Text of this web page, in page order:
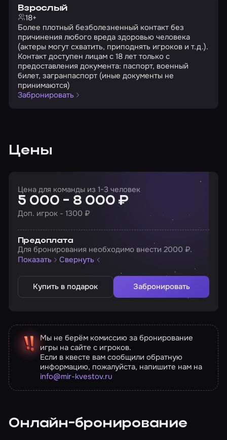
Взрослый
18+
Более плотный безболезненный контакт без
причинения любого вреда здоровью человека
(актеры могут схватить, приподнять игроков и т.д.).
Контакт доступен лицам с 18 лет только с
предоставления документа: паспорт, военный
билет, загранпаспорт (иные документы не
принимаются)
Забронировать
Цены
Цена для команды из 1-3 человек
5 000 - 8 000 ₽
Доп. игрок - 1300 ₽
Предоплата
Для бронирования необходимо внести 2000 ₽.
Показать
Свернуть
Купить в подарок Забронировать
Мы не берём комиссию за бронирование
игры на сайте с игроков.
Если в квесте вам сообщили обратную
информацию, пожалуйста, напишите нам на
info@mir-kvestov.ru
Онлайн-бронирование